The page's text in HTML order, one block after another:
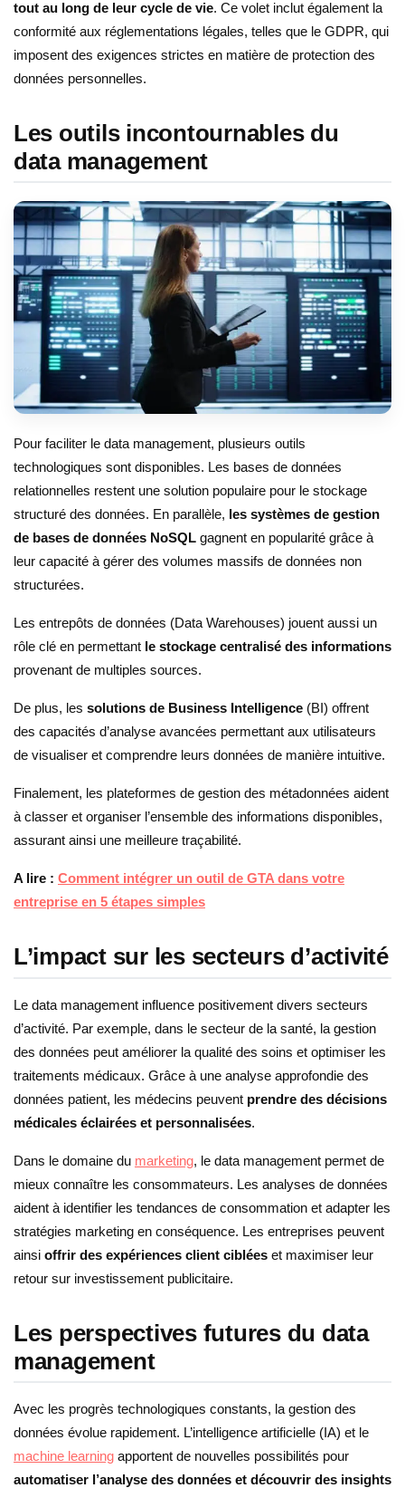
tout au long de leur cycle de vie. Ce volet inclut également la
conformité aux réglementations légales, telles que le GDPR, qui
imposent des exigences strictes en matière de protection des
données personnelles.
Les outils incontournables du
data management
Pour faciliter le data management, plusieurs outils
technologiques sont disponibles. Les bases de données
relationnelles restent une solution populaire pour le stockage
structuré des données. En parallèle, les systèmes de gestion
de bases de données NoSQL gagnent en popularité grâce à
leur capacité à gérer des volumes massifs de données non
structurées.
Les entrepôts de données (Data Warehouses) jouent aussi un
rôle clé en permettant le stockage centralisé des informations
provenant de multiples sources.
De plus, les solutions de Business Intelligence (BI) offrent
des capacités d’analyse avancées permettant aux utilisateurs
de visualiser et comprendre leurs données de manière intuitive.
Finalement, les plateformes de gestion des métadonnées aident
à classer et organiser l’ensemble des informations disponibles,
assurant ainsi une meilleure traçabilité.
A lire : Comment intégrer un outil de GTA dans votre
entreprise en 5 étapes simples
L’impact sur les secteurs d’activité
Le data management influence positivement divers secteurs
d’activité. Par exemple, dans le secteur de la santé, la gestion
des données peut améliorer la qualité des soins et optimiser les
traitements médicaux. Grâce à une analyse approfondie des
données patient, les médecins peuvent prendre des décisions
médicales éclairées et personnalisées.
Dans le domaine du marketing, le data management permet de
mieux connaître les consommateurs. Les analyses de données
aident à identifier les tendances de consommation et adapter les
stratégies marketing en conséquence. Les entreprises peuvent
ainsi offrir des expériences client ciblées et maximiser leur
retour sur investissement publicitaire.
Les perspectives futures du data
management
Avec les progrès technologiques constants, la gestion des
données évolue rapidement. L’intelligence artificielle (IA) et le
machine learning apportent de nouvelles possibilités pour
automatiser l’analyse des données et découvrir des insights